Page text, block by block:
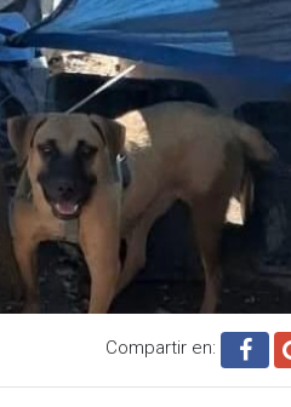
Compartir en: